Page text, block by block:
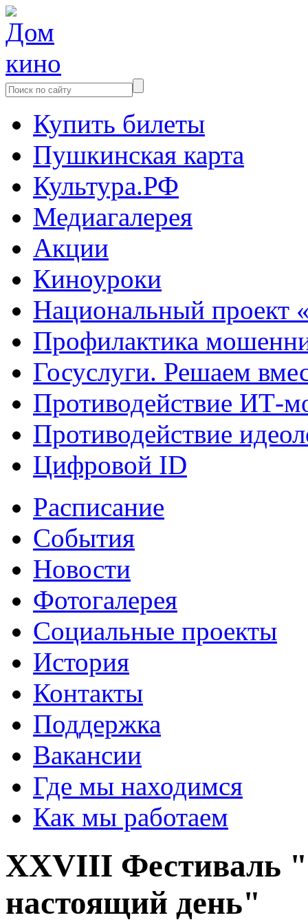
Купить билеты
Пушкинская карта
Культура.РФ
Медиагалерея
Акции
Киноуроки
Национальный проект
Профилактика
Госуслуги. Решаем
Противодействие ИТ-
Противодействие
Цифровой ID
Расписание
События
Новости
Фотогалерея
Социальные проекты
История
Контакты
Поддержка
Вакансии
Где мы находимся
Как мы работаем
XXVIII Фестиваль
настоящий день"